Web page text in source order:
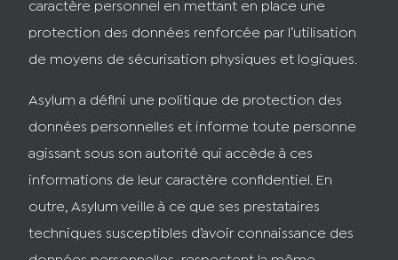
caractère personnel en mettant en place une
protection des données renforcée par l’utilisation
de moyens de sécurisation physiques et logiques.
Asylum a défini une politique de protection des
données personnelles et informe toute personne
agissant sous son autorité qui accède à ces
informations de leur caractère confidentiel. En
outre, Asylum veille à ce que ses prestataires
techniques susceptibles d’avoir connaissance des